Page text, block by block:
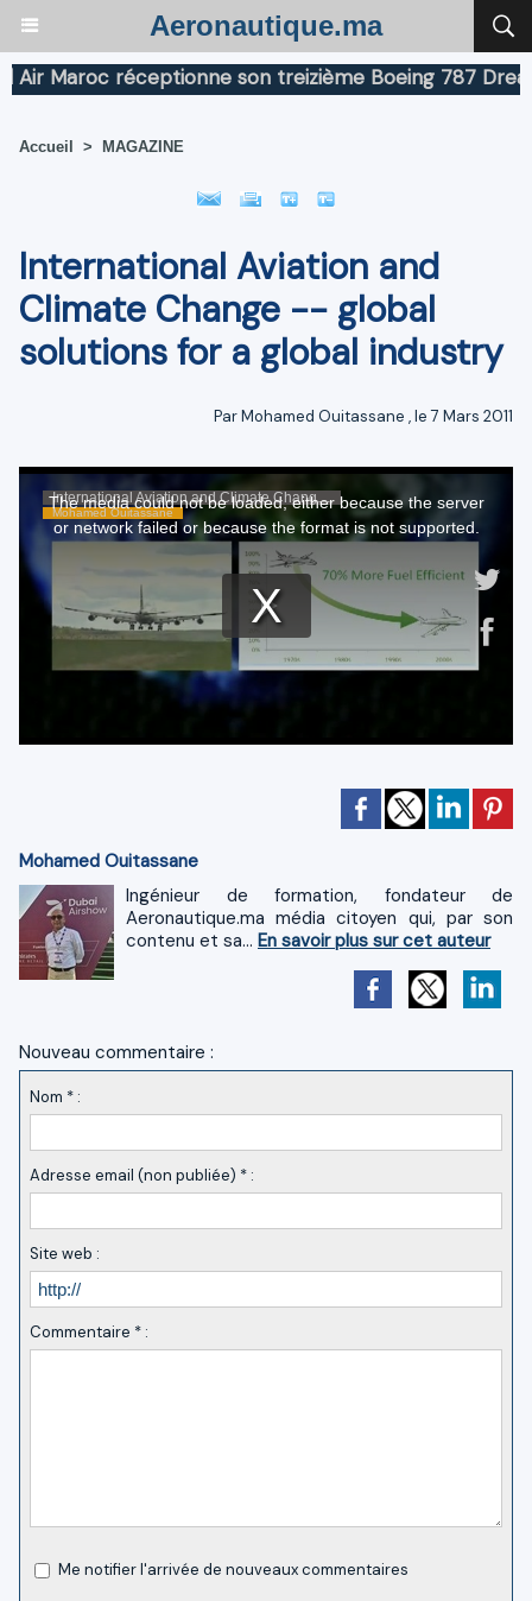
Aeronautique.ma
Maroc réceptionne son treizième Boeing 787
Accueil > MAGAZINE
International Aviation and
Climate Change -- global
solutions for a global industry
ParMohamed Ouitassane , le 7 Mars 2011
Mohamed Ouitassane
Ingénieur de formation, fondateur de
Aeronautique.ma média citoyen qui, par son
contenu et sa... En savoir plus sur cet auteur
Nouveau commentaire :
Nom * :
Adresse email (non publiée) * :
Site web :
Commentaire * :
Me notifier l'arrivée de nouveaux commentaires